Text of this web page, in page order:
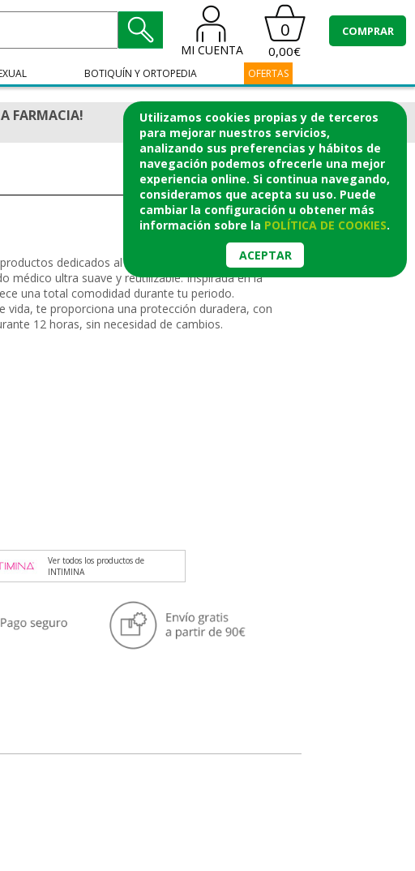
Utilizamos cookies propias y de terceros
para mejorar nuestros servicios,
analizando sus preferencias y hábitos de
navegación podemos ofrecerle una mejor
experiencia online. Si continua navegando,
consideramos que acepta su uso. Puede
cambiar la configuración u obtener más
información sobre la POLÍTICA DE COOKIES.
ACEPTAR
MI CUENTA
0
0,00€
COMPRAR
BOTIQUÍN Y ORTOPEDIA OFERTAS
FARMACIA!
dedicados al cuidado del periodo: una
médico ultra suave y reutilizable. Inspirada en la
una total comodidad durante tu periodo.
vida, te proporciona una protección duradera, con
12 horas, sin necesidad de cambios.
Ver todos los productos de
INTIMINA